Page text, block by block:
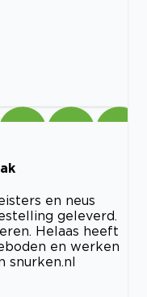
en neus
geleverd.
Helaas heeft
en werken
snurken.nl